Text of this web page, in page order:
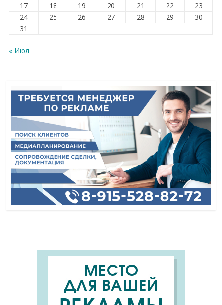
17
18 19 20 21 22
23
24
25 26 27 28 29
30
31
« Июл